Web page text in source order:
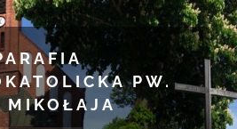
PW.
MIKOŁAJA